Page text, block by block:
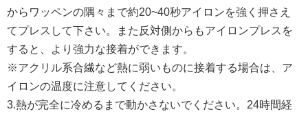
からワッペンの隅々まで約20~40秒アイロンを強く押さえ
てプレスして下さい。また反対側からもアイロンプレスを
すると、より強力な接着ができます。
※アクリル系合繊など熱に弱いものに接着する場合は、ア
イロンの温度に注意してください。
3.熱が完全に冷めるまで動かさないでください。24時間経